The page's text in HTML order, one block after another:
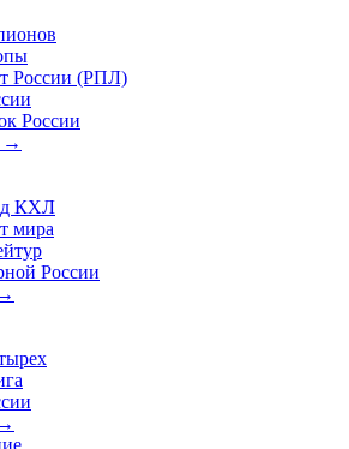
России (РПЛ)
России
→
КХЛ
мира
России